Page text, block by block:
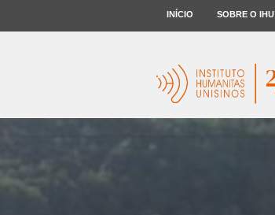
INÍCIO SOBRE O IHU